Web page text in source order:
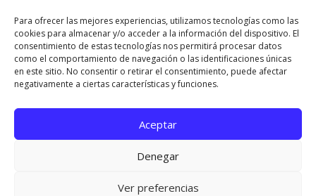
Para ofrecer las mejores experiencias, utilizamos tecnologías como las
cookies para almacenar y/o acceder a la información del dispositivo. El
consentimiento de estas tecnologías nos permitirá procesar datos
como el comportamiento de navegación o las identificaciones únicas
en este sitio. No consentir o retirar el consentimiento, puede afectar
negativamente a ciertas características y funciones.
Aceptar
Denegar
Ver preferencias
Página oficial de Asociación Española de Esclerosis
Utilizamos cookies para ofrecerte la mejor experiencia en
Puedes aprender más sobre qué cookies utilizamos o